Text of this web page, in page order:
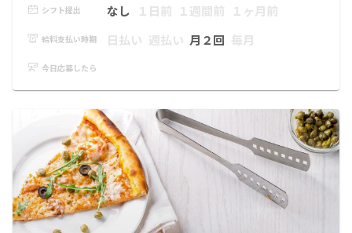
シフト提出 なし １日前 １週間前 １ヶ月前
給料支払い時期 日払い 週払い 月２回 毎月
今日応募したら